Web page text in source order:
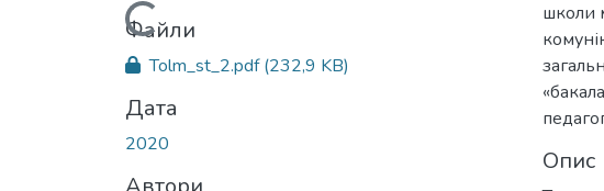
Вантажиться...
Файли
Tolm_st_2.pdf(232,9 KB)
Дата
2020
школи
Опис